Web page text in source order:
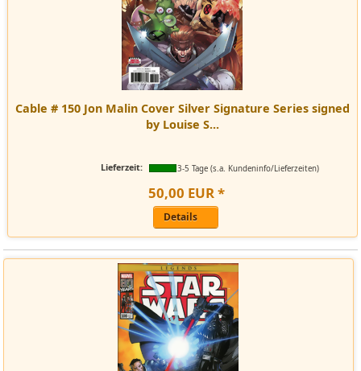
Cable # 150 Jon Malin Cover Silver Signature Series signed
by Louise S...
Lieferzeit: 3-5 Tage (s.a. Kundeninfo/Lieferzeiten)
50,00 EUR*
Details